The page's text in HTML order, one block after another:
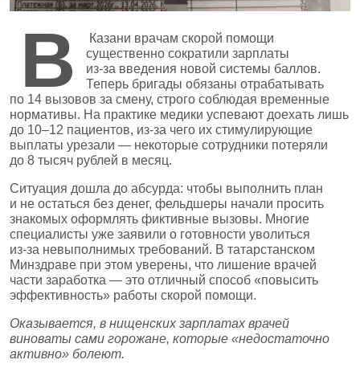
В
Казани врачам скорой помощи
существенно сократили зарплаты
из‑за введения новой системы баллов.
Теперь бригады обязаны отрабатывать
по 14 вызовов за смену, строго соблюдая временные
нормативы. На практике медики успевают доехать лишь
до 10–12 пациентов, из‑за чего их стимулирующие
выплаты урезали — некоторые сотрудники потеряли
до 8 тысяч рублей в месяц.
Ситуация дошла до абсурда: чтобы выполнить план
и не остаться без денег, фельдшеры начали просить
знакомых оформлять фиктивные вызовы. Многие
специалисты уже заявили о готовности уволиться
из‑за невыполнимых требований. В татарстанском
Минздраве при этом уверены, что лишение врачей
части заработка — это отличный способ «повысить
эффективность» работы скорой помощи.
Оказывается, в нищенских зарплатах врачей
виноваты сами горожане, которые «недостаточно
активно» болеют.